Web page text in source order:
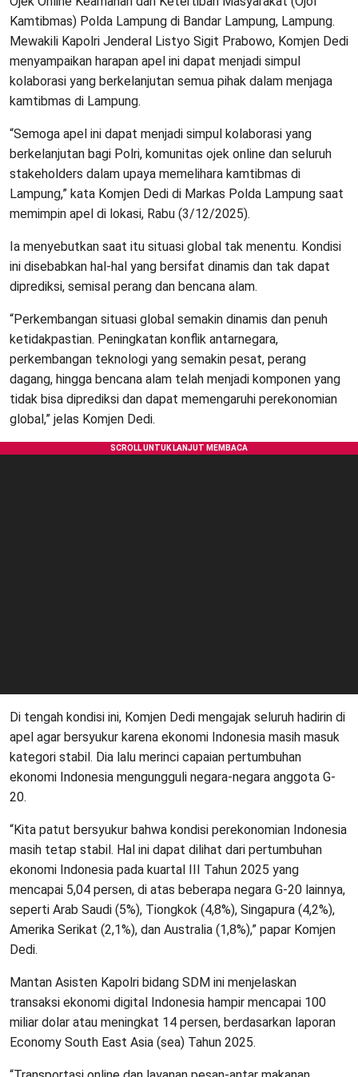
Kamtibmas) Polda Lampung di Bandar Lampung, Lampung.
Mewakili Kapolri Jenderal Listyo Sigit Prabowo, Komjen Dedi
menyampaikan harapan apel ini dapat menjadi simpul
kolaborasi yang berkelanjutan semua pihak dalam menjaga
kamtibmas di Lampung.
“Semoga apel ini dapat menjadi simpul kolaborasi yang
berkelanjutan bagi Polri, komunitas ojek online dan seluruh
stakeholders dalam upaya memelihara kamtibmas di
Lampung,” kata Komjen Dedi di Markas Polda Lampung saat
memimpin apel di lokasi, Rabu (3/12/2025).
Ia menyebutkan saat itu situasi global tak menentu. Kondisi
ini disebabkan hal-hal yang bersifat dinamis dan tak dapat
diprediksi, semisal perang dan bencana alam.
“Perkembangan situasi global semakin dinamis dan penuh
ketidakpastian. Peningkatan konflik antarnegara,
perkembangan teknologi yang semakin pesat, perang
dagang, hingga bencana alam telah menjadi komponen yang
tidak bisa diprediksi dan dapat memengaruhi perekonomian
global,” jelas Komjen Dedi.
Di tengah kondisi ini, Komjen Dedi mengajak seluruh hadirin di
apel agar bersyukur karena ekonomi Indonesia masih masuk
kategori stabil. Dia lalu merinci capaian pertumbuhan
ekonomi Indonesia mengungguli negara-negara anggota G-
20.
“Kita patut bersyukur bahwa kondisi perekonomian Indonesia
masih tetap stabil. Hal ini dapat dilihat dari pertumbuhan
ekonomi Indonesia pada kuartal III Tahun 2025 yang
mencapai 5,04 persen, di atas beberapa negara G-20 lainnya,
seperti Arab Saudi (5%), Tiongkok (4,8%), Singapura (4,2%),
Amerika Serikat (2,1%), dan Australia (1,8%),” papar Komjen
Dedi.
Mantan Asisten Kapolri bidang SDM ini menjelaskan
transaksi ekonomi digital Indonesia hampir mencapai 100
miliar dolar atau meningkat 14 persen, berdasarkan laporan
Economy South East Asia (sea) Tahun 2025.